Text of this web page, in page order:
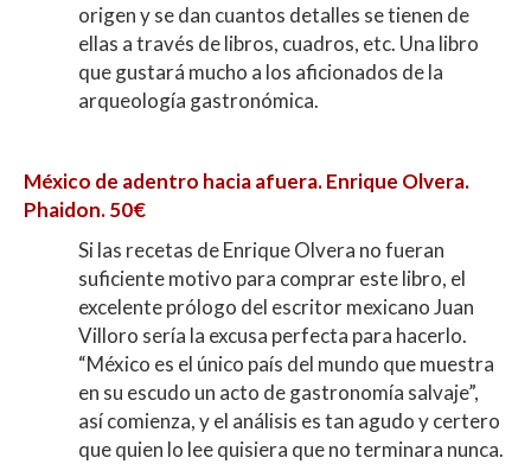
origen y se dan cuantos detalles se tienen de
ellas a través de libros, cuadros, etc. Una libro
que gustará mucho a los aficionados de la
arqueología gastronómica.
México de adentro hacia afuera. Enrique Olvera.
Phaidon. 50€
Si las recetas de Enrique Olvera no fueran
suficiente motivo para comprar este libro, el
excelente prólogo del escritor mexicano Juan
Villoro sería la excusa perfecta para hacerlo.
“México es el único país del mundo que muestra
en su escudo un acto de gastronomía salvaje”,
así comienza, y el análisis es tan agudo y certero
que quien lo lee quisiera que no terminara nunca.